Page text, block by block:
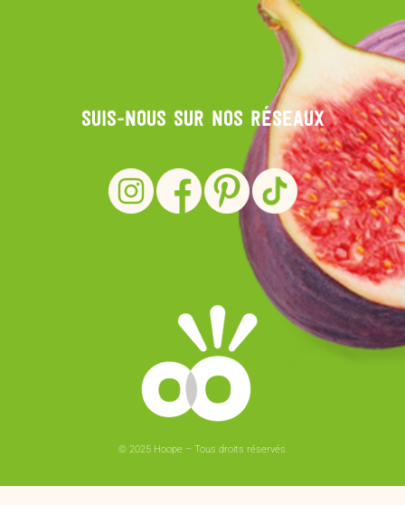
Suis-nous sur nos réseaux
© 2025 Hoope – Tous droits réservés.